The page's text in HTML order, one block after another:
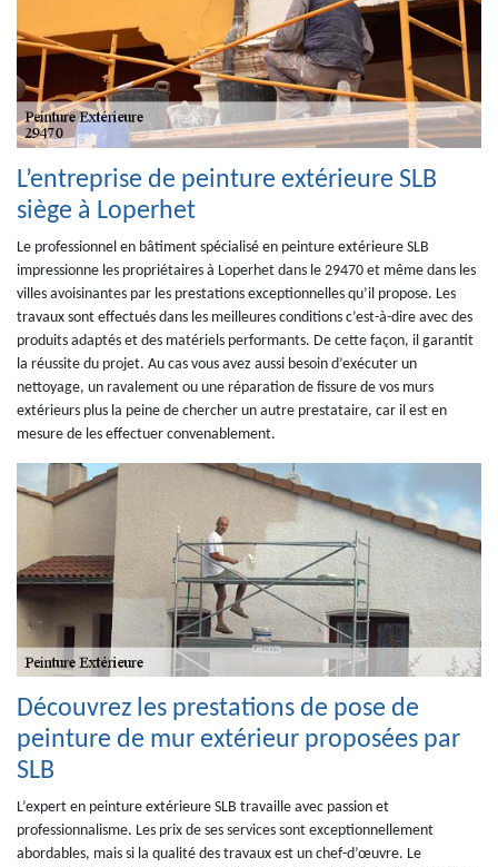
L’entreprise de peinture extérieure SLB
siège à Loperhet
Le professionnel en bâtiment spécialisé en peinture extérieure SLB
impressionne les propriétaires à Loperhet dans le 29470 et même dans les
villes avoisinantes par les prestations exceptionnelles qu’il propose. Les
travaux sont effectués dans les meilleures conditions c’est-à-dire avec des
produits adaptés et des matériels performants. De cette façon, il garantit
la réussite du projet. Au cas vous avez aussi besoin d’exécuter un
nettoyage, un ravalement ou une réparation de fissure de vos murs
extérieurs plus la peine de chercher un autre prestataire, car il est en
mesure de les effectuer convenablement.
Découvrez les prestations de pose de
peinture de mur extérieur proposées par
SLB
L’expert en peinture extérieure SLB travaille avec passion et
professionnalisme. Les prix de ses services sont exceptionnellement
abordables, mais si la qualité des travaux est un chef-d’œuvre. Le